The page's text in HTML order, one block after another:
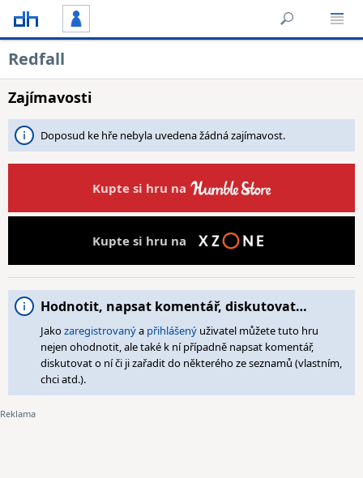
Redfall
Zajímavosti
Doposud ke hře nebyla uvedena žádná zajímavost.
Kupte si hru na
Kupte si hru na
Hodnotit, napsat komentář, diskutovat…
Jakozaregistrovanýa přihlášený uživatel můžete tuto hru
nejen ohodnotit, ale také k ní případně napsat komentář,
diskutovat o ní či ji zařadit do některého ze seznamů (vlastním,
chci atd.).